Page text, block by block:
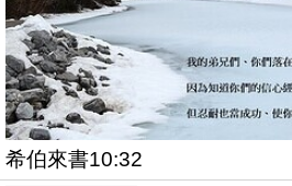
希伯來書10:32